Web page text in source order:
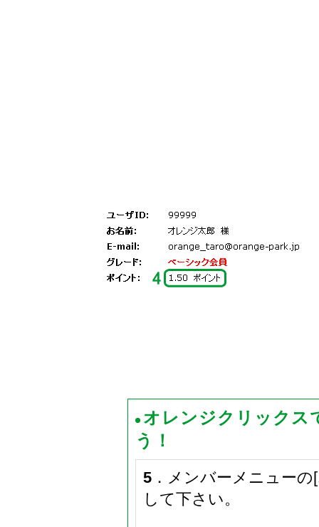
オレンジクリックス
う！
5 ．メンバーメニュー
して下さい。